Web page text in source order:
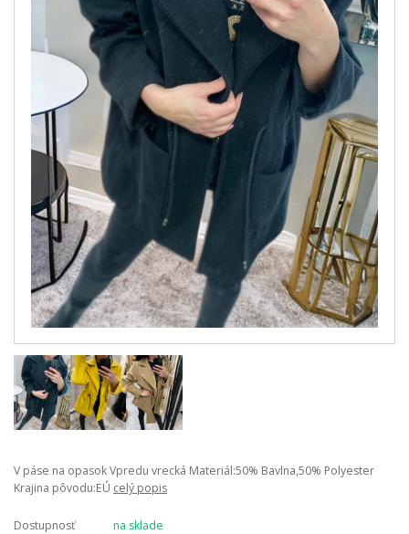
V páse na opasok Vpredu vrecká Materiál:50% Bavlna,50% Polyester
Krajina pôvodu:EÚ celý popis
Dostupnosť
na sklade